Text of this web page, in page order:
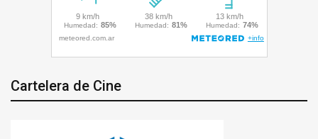
Cartelera de Cine